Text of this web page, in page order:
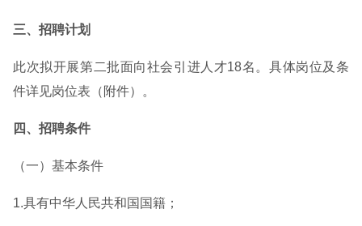
三、招聘计划
此次拟开展第二批面向社会引进人才18名。具体岗位及条
件详见岗位表（附件）。
四、招聘条件
（一）基本条件
1.具有中华人民共和国国籍；